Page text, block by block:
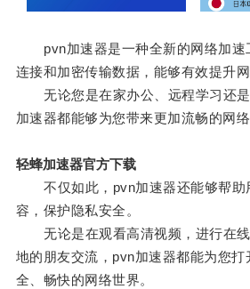
pvn加速器是一种全新的网络加速
连接和加密传输数据，能够有效提升
无论您是在家办公、远程学习还是
加速器都能够为您带来更加流畅的网络
轻蜂加速器官方下载
不仅如此，pvn加速器还能够帮助
容，保护隐私安全。
无论是在观看高清视频，进行在线
地的朋友交流，pvn加速器都能为您打
全、畅快的网络世界。